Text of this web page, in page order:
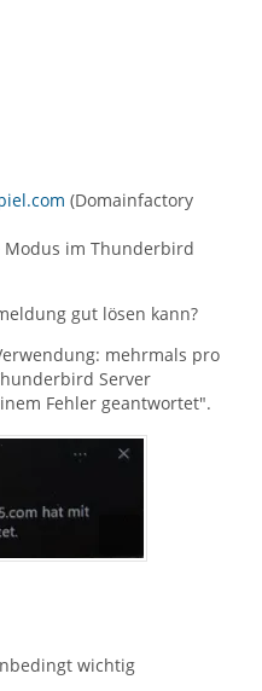
(Domainfactory
Modus im Thunderbird
gut lösen kann?
mehrmals pro
Server
Fehler geantwortet".
wichtig